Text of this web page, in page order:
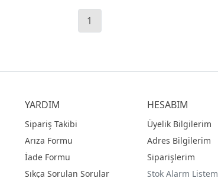
1
YARDIM
Sipariş Takibi
Arıza Formu
İade Formu
Sıkça Sorulan Sorular
HESABIM
Üyelik Bilgilerim
Adres Bilgilerim
Siparişlerim
Stok Alarm Listem